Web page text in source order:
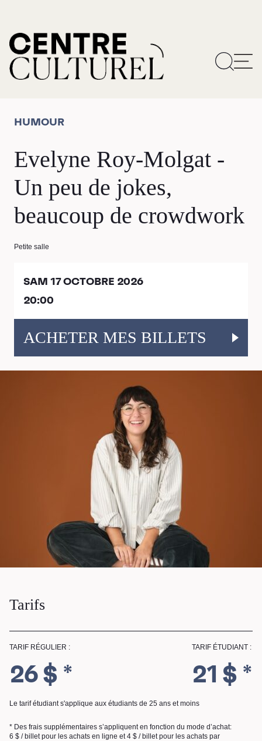
RECHERCHE
HUMOUR
Evelyne Roy-Molgat -
Un peu de jokes,
beaucoup de crowdwork
Petite salle
SAM 17 OCTOBRE 2026
20:00
ACHETER MES BILLETS
Tarifs
TARIF RÉGULIER :
26 $ *
TARIF ÉTUDIANT :
21 $ *
Le tarif étudiant s'applique aux étudiants de 25 ans et moins
* Des frais supplémentaires s’appliquent en fonction du mode d’achat:
6 $ / billet pour les achats en ligne et 4 $ / billet pour les achats par